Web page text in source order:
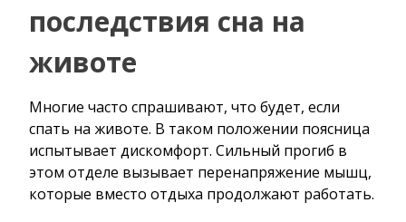
последствия сна на
животе
Многие часто спрашивают, что будет, если
спать на животе. В таком положении поясница
испытывает дискомфорт. Сильный прогиб в
этом отделе вызывает перенапряжение мышц,
которые вместо отдыха продолжают работать.